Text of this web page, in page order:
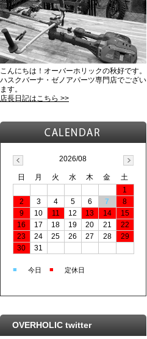
こんにちは！オーバーホリックの秋好です。
ハスクバーナ・ゼノアパーツ専門店でござい
ます。
店長日記はこちら >>
2026/08
日 月 火 水 木 金
土
1
2
3 4 5 6 7
8
9
10 11 12 13 14
15
16
17 18 19 20 21
22
23
24 25 26 27 28
29
30
31
■ 今日 ■ 定休日
OVERHOLIC twitter